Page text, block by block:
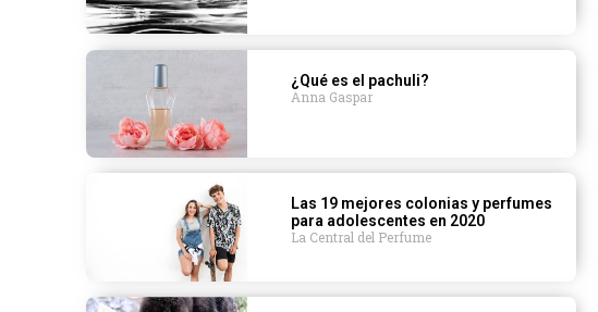
¿Qué es el pachuli?
Anna Gaspar
Las 19 mejores colonias y perfumes
para adolescentes en 2020
La Central del Perfume